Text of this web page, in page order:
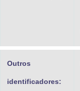
Outros
identificadores: